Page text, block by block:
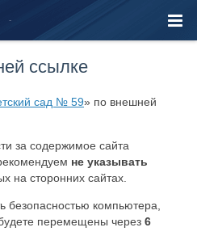
ссылке
сад № 59» по внешней
за содержимое сайта
не указывать
на сторонних сайтах.
безопасностью компьютера,
перемещены через 6